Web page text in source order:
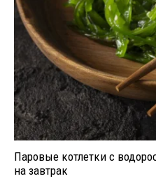
Паровые котлетки с
на завтрак